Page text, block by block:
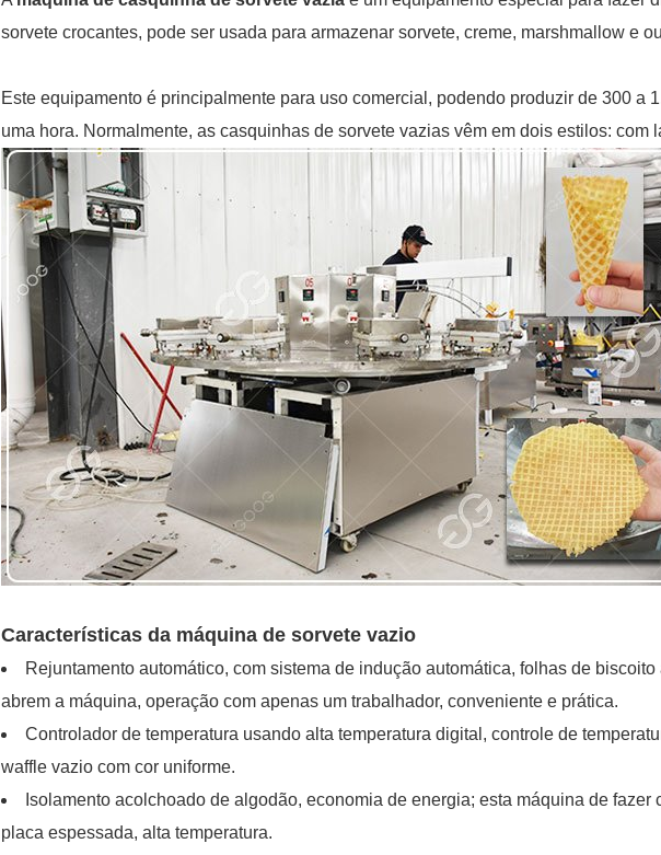
sorvete crocantes, pode ser usada para armazenar sorvete, creme, marshmallow e
Este equipamento é principalmente para uso comercial, podendo produzir de 300 a
uma hora. Normalmente, as casquinhas de sorvete vazias vêm em dois estilos: com
Características da máquina de sorvete vazio
Rejuntamento automático, com sistema de indução automática, folhas de
abrem a máquina, operação com apenas um trabalhador, conveniente e prática.
Controlador de temperatura usando alta temperatura digital, controle de
waffle vazio com cor uniforme.
Isolamento acolchoado de algodão, economia de energia; esta máquina de fazer
placa espessada, alta temperatura.